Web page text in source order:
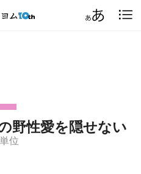
野性愛を隠せない
位